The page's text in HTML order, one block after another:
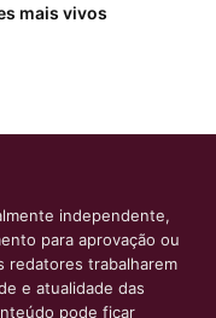
mais vivos
independente,
para aprovação ou
redatores trabalharem
e atualidade das
pode ficar